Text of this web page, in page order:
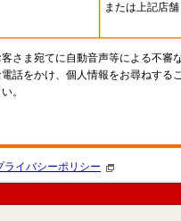
または上記店舗
さま宛てに自動音声等による不審
話をかけ、個人情報をお尋ねする
。
ライバシーポリシー